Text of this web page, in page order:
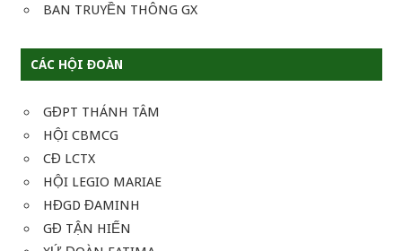
BAN TRUYỀN THÔNG GX
CÁC HỘI ĐOÀN
GĐPT THÁNH TÂM
HỘI CBMCG
CĐ LCTX
HỘI LEGIO MARIAE
HĐGD ĐAMINH
GĐ TẬN HIẾN